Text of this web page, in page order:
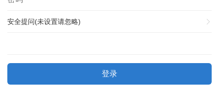
安全提问(未设置请忽略)
登录